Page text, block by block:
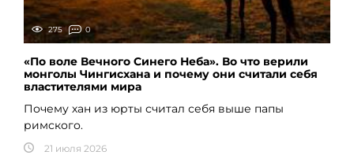
275 0
«По воле Вечного Синего Неба». Во что верили
монголы Чингисхана и почему они считали себя
властителями мира
Почему хан из юрты считал себя выше папы
римского.
21 июля 2026